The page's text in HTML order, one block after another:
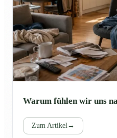
Warum fühlen wir uns
Zum Artikel→